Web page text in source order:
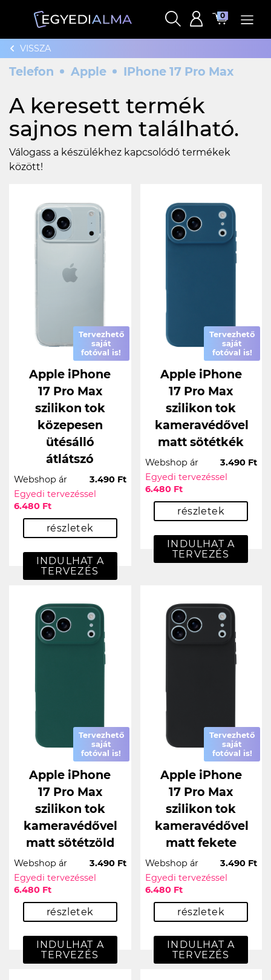
0
VISSZA
Telefon Apple IPhone 17 Pro Max
A keresett termék
sajnos nem található.
Válogass a készülékhez kapcsolódó termékek
között!
Tervezhető
saját
fotóval is!
Apple iPhone
17 Pro Max
szilikon tok
közepesen
ütésálló
átlátszó
Webshop ár
3.490 Ft
Egyedi tervezéssel
6.480 Ft
részletek
INDULHAT A
TERVEZÉS
Tervezhető
saját
fotóval is!
Apple iPhone
17 Pro Max
szilikon tok
kameravédővel
matt sötétkék
Webshop ár
3.490 Ft
Egyedi tervezéssel
6.480 Ft
részletek
INDULHAT A
TERVEZÉS
Tervezhető
saját
fotóval is!
Apple iPhone
17 Pro Max
szilikon tok
kameravédővel
matt sötétzöld
Webshop ár
3.490 Ft
Egyedi tervezéssel
6.480 Ft
részletek
INDULHAT A
TERVEZÉS
Tervezhető
saját
fotóval is!
Apple iPhone
17 Pro Max
szilikon tok
kameravédővel
matt fekete
Webshop ár
3.490 Ft
Egyedi tervezéssel
6.480 Ft
részletek
INDULHAT A
TERVEZÉS